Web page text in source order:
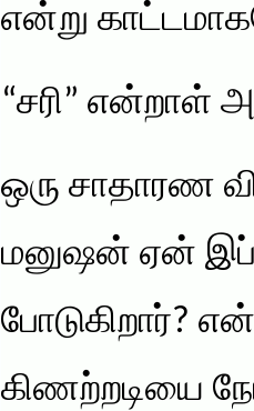
என்று
“சரி” என்றாள்
ஒரு சாதாரண
மனுஷன் ஏன்
போடுகிறார்?
கிணற்றடியை